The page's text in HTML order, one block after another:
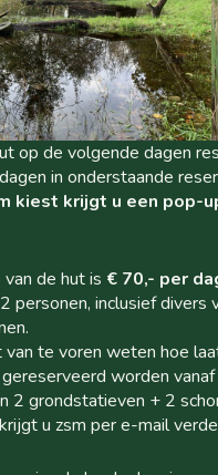
op de volgende dagen
in onderstaande
kiest krijgt u een pop-
de hut is € 70,- per
personen, inclusief
van te voren weten hoe
worden
2 grondstatieven + 2
krijgt u zsm per e-mail